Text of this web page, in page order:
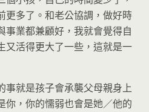
更多了。和老公協調，做好時
事業都兼顧好，我就會覺得自
又活得更大了一些，這就是一
事就是孩子會承襲父母親身上
你，你的懦弱也會是她／他的